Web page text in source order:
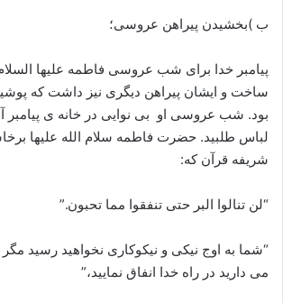
ب )بخشیدن پیراهن عروسی؛
پیامبر خدا برای شب عروسی فاطمه علیها السلام
ساخت و ایشان پیراهن دیگری نیز داشت که
بود. شب عروسی او بی نوایی در خانه ی پیامبر
لباس طلبید. حضرت فاطمه سلام الله علیها
شریفه قرآن که:
“لن تنالوا البر حتی تنفقوا مما تحبون.”
“شما به اوج نیکی و نیکوکاری نخواهید رسید
می دارید در راه خدا انفاق نمایید،”